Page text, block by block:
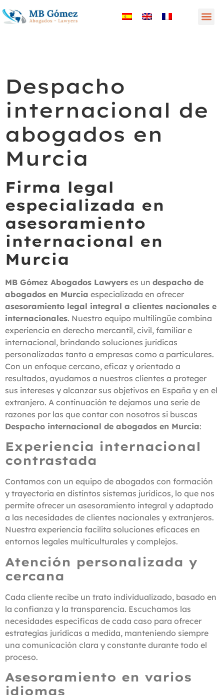
Despacho
internacional de
abogados en
Murcia
Firma legal
especializada en
asesoramiento
internacional en
Murcia
MB Gómez Abogados Lawyers es un despacho de
abogados en Murcia especializada en ofrecer
asesoramiento legal integral a clientes nacionales e
internacionales. Nuestro equipo multilingüe combina
experiencia en derecho mercantil, civil, familiar e
internacional, brindando soluciones jurídicas
personalizadas tanto a empresas como a particulares.
Con un enfoque cercano, eficaz y orientado a
resultados, ayudamos a nuestros clientes a proteger
sus intereses y alcanzar sus objetivos en España y en el
extranjero. A continuación te dejamos una serie de
razones por las que contar con nosotros si buscas
Despacho internacional de abogados en Murcia:
Experiencia internacional
contrastada
Contamos con un equipo de abogados con formación
y trayectoria en distintos sistemas jurídicos, lo que nos
permite ofrecer un asesoramiento integral y adaptado
a las necesidades de clientes nacionales y extranjeros.
Nuestra experiencia facilita soluciones eficaces en
entornos legales multiculturales y complejos.
Atención personalizada y
cercana
Cada cliente recibe un trato individualizado, basado en
la confianza y la transparencia. Escuchamos las
necesidades específicas de cada caso para ofrecer
estrategias jurídicas a medida, manteniendo siempre
una comunicación clara y constante durante todo el
proceso.
Asesoramiento en varios
idiomas